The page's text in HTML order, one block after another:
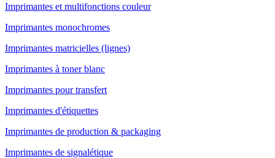
Imprimantes et multifonctions couleur
Imprimantes monochromes
Imprimantes matricielles (lignes)
Imprimantes à toner blanc
Imprimantes pour transfert
Imprimantes d'étiquettes
Imprimantes de production & packaging
Imprimantes de signalétique